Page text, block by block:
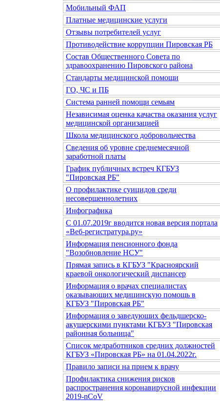
Мобильный ФАП
Платные медицинские услуги
Отзывы потребителей услуг
Противодействие коррупции Пировская РБ
Состав Общественного Совета по
здравоохранению Пировского района
Стандарты медицинской помощи
ГО, ЧС и ПБ
Система ранней помощи семьям
Независимая оценка качаства оказания услуг
медицинской организацией
Школа медицинского добровольчества
Сведения об уровне среднемесячной
заработной платы
График публичных встреч КГБУЗ
"Пировская РБ"
О профилактике суицидов среди
несовершеннолетних
Инфографика
С 01.07.2019г вводится новая версия портала
«Веб-регистратура.ру»
Информация пенсионного фонда
"Возобновление НСУ"
Прямая запись в КГБУЗ "Красноярский
краевой онкологический диспансер
Информация о врачах специалистах
оказывающих медицинскую помощь в
КГБУЗ "Пировская РБ"
Информация о заведующих фельдшерско-
акушерскими пунктами КГБУЗ "Пировская
районная больница"
Список медработников средних должностей
КГБУЗ «Пировская РБ» на 01.04.2022г.
Правило записи на прием к врачу
Профилактика снижения рисков
распространения коронавирусной инфекции
2019-nCoV